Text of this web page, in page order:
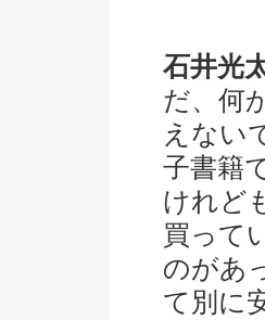
石井光
だ、何
えない
子書籍
けれど
買って
のがあ
て別に